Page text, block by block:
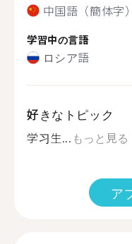
中国語（簡体字）
学習中の言語
ロシア語
好きなトピック
学习生... もっと見る
ア